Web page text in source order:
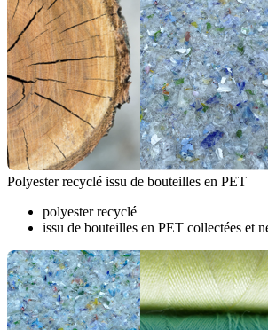
Polyester recyclé issu de bouteilles en PET
polyester recyclé
issu de bouteilles en PET collectées et